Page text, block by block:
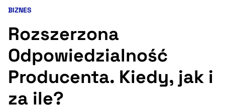
Ułatwienia dostępności wspierają:
Kategoria artykułu:
BIZNES
Rozszerzona
Odpowiedzialność
Producenta. Kiedy, jak i
za ile?